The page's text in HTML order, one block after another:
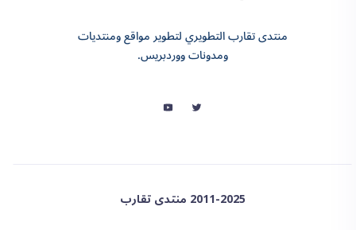
منتدى تقارب التطويري لتطوير مواقع ومنتديات
ومدونات ووردبريس.
2011-2025 منتدى تقارب